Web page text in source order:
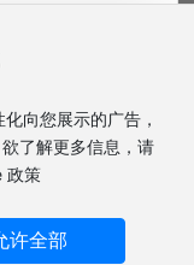
向您展示的广告，
了解更多信息，请
政策
许全部